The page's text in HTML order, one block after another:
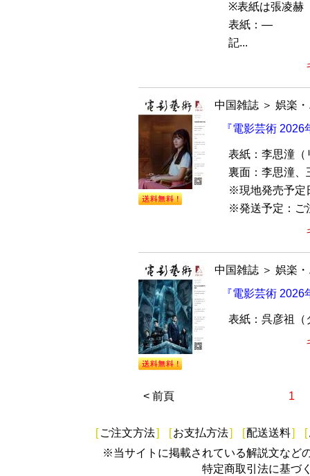
※表紙は張凌赫
表紙：―
記...
中国雑誌 ＞ 娯楽
『電影芸術
表紙：李思潼（
裏面：李思潼、
※現地発売予定
※発送予定：ご
中国雑誌 ＞ 娯楽
『電影芸術
表紙：呉彦祖（
< 前頁 1
[ ご注文方法] [お支払方法] [配送送料] [
※当サイトに掲載されている解説文など
特定商取引法に基づ